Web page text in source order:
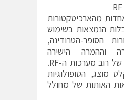
אחדות מהארכיטקטורות
הנמצאות בשימוש
הסופר-הטרודינה,
וההמרה הישירה
משמשות כבסיס של רוב מערכות ה-RF.
מוצג, הטופולוגיות
האותות של מחולל